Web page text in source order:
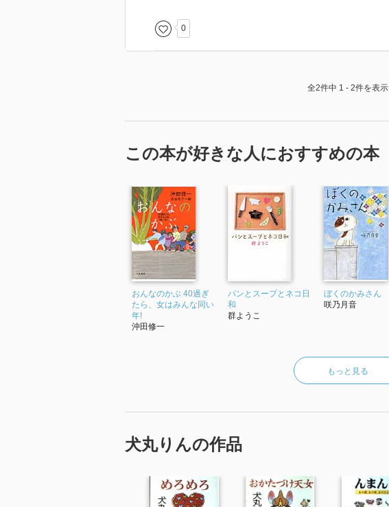
0
全2件中 1 - 2件を表示
この本が好きな人におすすめの本
おんなのかぶ 40過ぎ
たら、女はみんな同い
年!
沖田修一
パンとスープとネコ日
和
群ようこ
ぼくのかみさん
咲乃月音
もっと見る
犬丸りんの作品